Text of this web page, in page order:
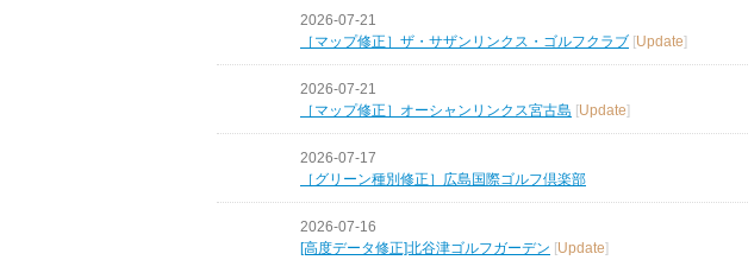
2026-07-21
［マップ修正］ザ・サザンリンクス・ゴルフクラブ [Update]
2026-07-21
［マップ修正］オーシャンリンクス宮古島 [Update]
2026-07-17
［グリーン種別修正］広島国際ゴルフ倶楽部
2026-07-16
[高度データ修正]北谷津ゴルフガーデン [Update]